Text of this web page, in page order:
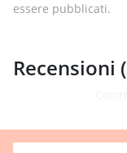
essere pubblicati.
Recensioni (